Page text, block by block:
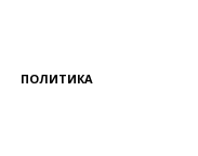
ПОЛИТИКА